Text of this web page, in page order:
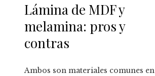
Lámina de MDF y
melamina: pros y
contras
Ambos son materiales comunes en